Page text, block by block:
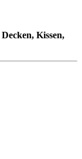
Decken, Kissen,